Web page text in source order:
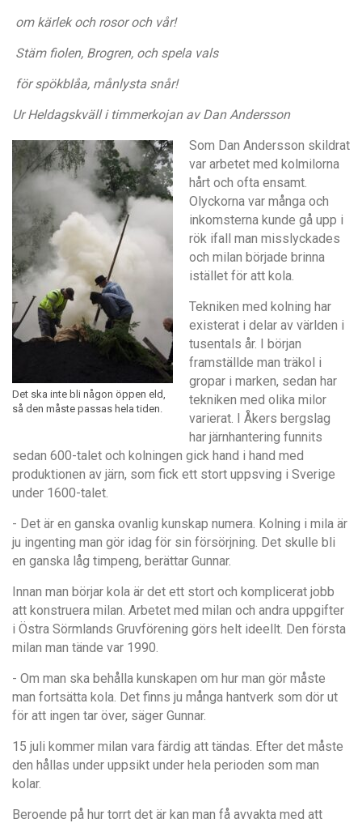
om kärlek och rosor och vår!
Stäm fiolen, Brogren, och spela vals
för spökblåa, månlysta snår!
Ur Heldagskväll i timmerkojan av Dan Andersson
Det ska inte bli någon öppen eld,
så den måste passas hela tiden.
Som Dan Andersson skildrat
var arbetet med kolmilorna
hårt och ofta ensamt.
Olyckorna var många och
inkomsterna kunde gå upp i
rök ifall man misslyckades
och milan började brinna
istället för att kola.
Tekniken med kolning har
existerat i delar av världen i
tusentals år. I början
framställde man träkol i
gropar i marken, sedan har
tekniken med olika milor
varierat. I Åkers bergslag
har järnhantering funnits
sedan 600-talet och kolningen gick hand i hand med
produktionen av järn, som fick ett stort uppsving i Sverige
under 1600-talet.
- Det är en ganska ovanlig kunskap numera. Kolning i mila är
ju ingenting man gör idag för sin försörjning. Det skulle bli
en ganska låg timpeng, berättar Gunnar.
Innan man börjar kola är det ett stort och komplicerat jobb
att konstruera milan. Arbetet med milan och andra uppgifter
i Östra Sörmlands Gruvförening görs helt ideellt. Den första
milan man tände var 1990.
- Om man ska behålla kunskapen om hur man gör måste
man fortsätta kola. Det finns ju många hantverk som dör ut
för att ingen tar över, säger Gunnar.
15 juli kommer milan vara färdig att tändas. Efter det måste
den hållas under uppsikt under hela perioden som man
kolar.
Beroende på hur torrt det är kan man få avvakta med att